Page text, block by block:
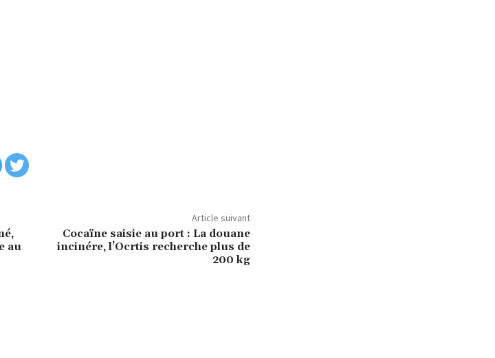
au
Article suivant
Cocaïne saisie au port : La douane
incinére, l’Ocrtis recherche plus de
200 kg